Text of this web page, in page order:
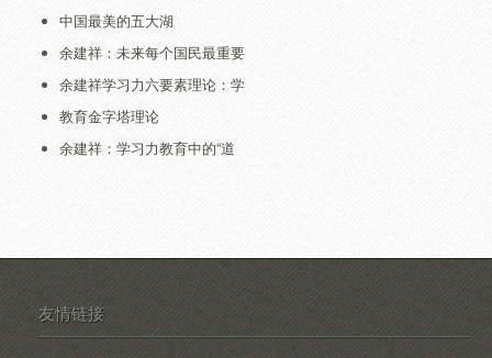
中国最美的五大湖
余建祥：未来每个国民最重要
余建祥学习力六要素理论：学
教育金字塔理论
余建祥：学习力教育中的“道
友情链接